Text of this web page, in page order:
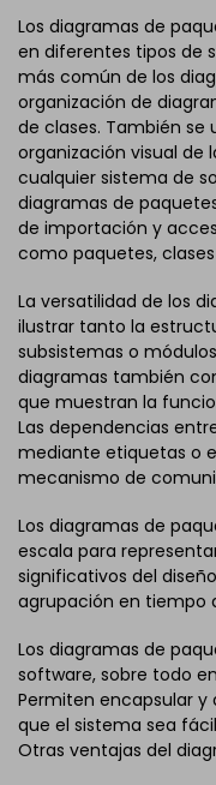
Los diagramas de
en diferentes tipos de
más común de los
organización de
de clases. También se
organización visual de
cualquier sistema de
diagramas de
de importación y
como paquetes,
La versatilidad de los
ilustrar tanto la
subsistemas o
diagramas también
que muestran la
Las dependencias
mediante etiquetas o
mecanismo de
Los diagramas de
escala para
significativos del
agrupación en tiempo
Los diagramas de
software, sobre todo
Permiten encapsular
que el sistema sea
Otras ventajas del